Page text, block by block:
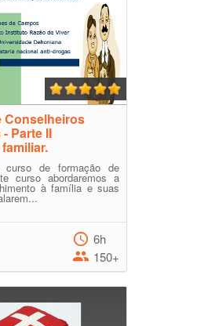
Conselheiros
Parte II
curso de formação de
curso abordaremos a
à família e suas
6h
150+